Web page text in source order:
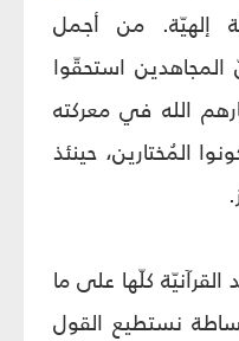
إلهيّة. من أجمل
استحقّوا
الله في معركته
المُختارين، حينئذ
القرآنيّة كلّها على ما
نستطيع القول